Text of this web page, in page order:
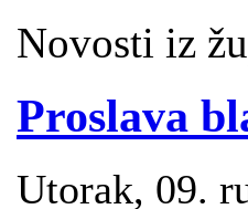
Novosti iz
Proslava
Utorak, 09.